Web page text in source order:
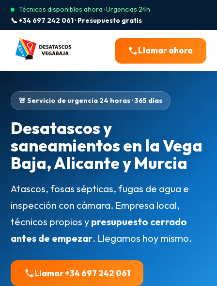
Técnicos disponibles ahora · Urgencias 24h
📞 +34 697 242 061 · Presupuesto gratis
Llamar ahora
🚨 Servicio de urgencia 24 horas · 365 días
Desatascos y
saneamientos en la Vega
Baja, Alicante y Murcia
Atascos, fosas sépticas, fugas de agua e
inspección con cámara. Empresa local,
técnicos propios y presupuesto cerrado
antes de empezar. Llegamos hoy mismo.
Llamar +34 697 242 061